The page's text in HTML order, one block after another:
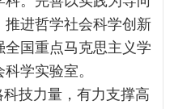
进哲学社会科学创新
国重点马克思主义学
学实验室。
技力量，有力支撑高